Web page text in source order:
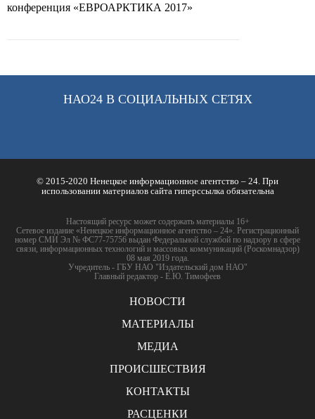
конференция «ЕВРОАРКТИКА 2017»
НАО24 В СОЦИАЛЬНЫХ СЕТЯХ
© 2015-2020 Ненецкое информационное агентство – 24. При
использовании материалов сайта гиперссылка обязательна
Настоящий ресурс может содержать материалы 16+
Сетевое издание «Ненецкое информационное агентство – 24». Регистрационный
номер СМИ Эл № ФС77-75756 выдан Федеральной службой по надзору в сфере
связи, информационных технологий и массовых коммуникаций (Роскомнадзор)
08 мая 2019 года.
Учредитель - ГБУ НАО "Издательский дом НАО"
Главный редактор - Е.Ю. Тимофеев
НОВОСТИ
МАТЕРИАЛЫ
МЕДИА
ПРОИСШЕСТВИЯ
КОНТАКТЫ
РАСЦЕНКИ